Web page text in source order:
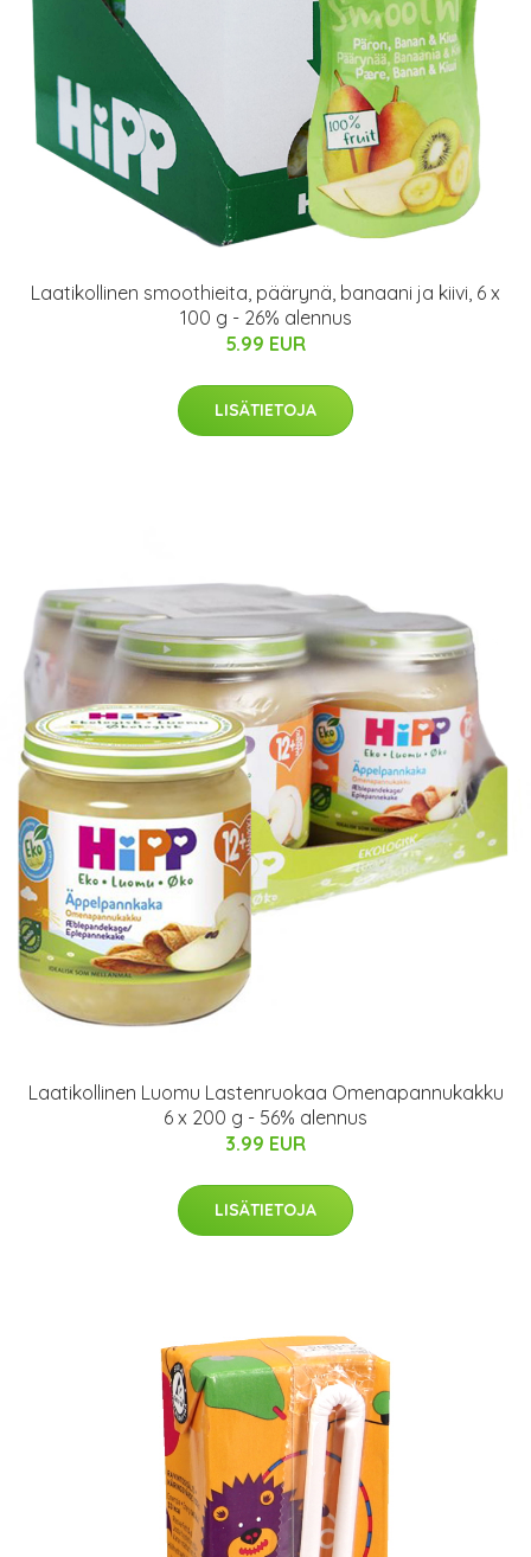
Laatikollinen smoothieita, päärynä, banaani ja kiivi, 6 x
100 g - 26% alennus
5.99 EUR
LISÄTIETOJA
Laatikollinen Luomu Lastenruokaa Omenapannukakku
6 x 200 g - 56% alennus
3.99 EUR
LISÄTIETOJA